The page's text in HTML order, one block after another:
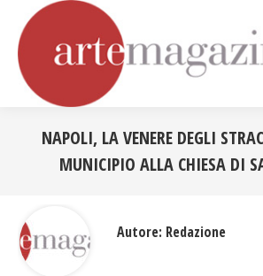
NAPOLI, LA VENERE DEGLI
MUNICIPIO ALLA CHIESA DI
Autore: Redazione